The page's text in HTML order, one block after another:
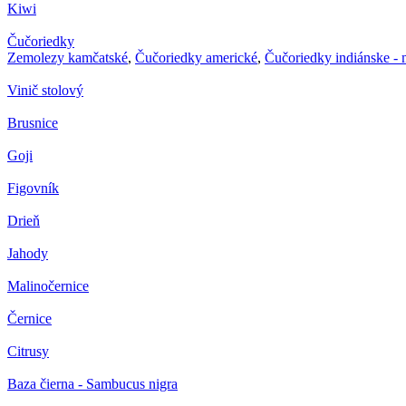
Kiwi
Čučoriedky
Zemolezy kamčatské, Čučoriedky americké, Čučoriedky indiánske -
Vinič stolový
Brusnice
Goji
Figovník
Drieň
Jahody
Malinočernice
Černice
Citrusy
Baza čierna - Sambucus nigra